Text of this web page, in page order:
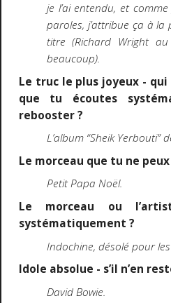
je l’ai entendu, et
paroles, j’attribue ça à
titre (Richard Wright
beaucoup).
Le truc le plus joyeux -
que tu écoutes
rebooster ?
L’album “Sheik Yerbouti”
Le morceau que tu ne
Petit Papa Noël.
Le morceau ou
systématiquement ?
Indochine, désolé pour
Idole absolue - s’il n’en
David Bowie.